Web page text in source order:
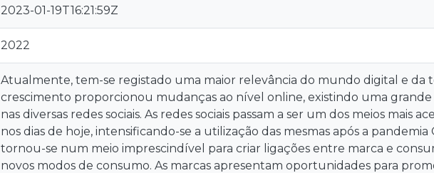
2023-01-19T16:21:59Z
2022
Atualmente, tem-se registado uma maior relevância do mundo digital e da
crescimento proporcionou mudanças ao nível online, existindo uma
nas diversas redes sociais. As redes sociais passam a ser um dos meios mais
nos dias de hoje, intensificando-se a utilização das mesmas após a pandemia
tornou-se num meio imprescindível para criar ligações entre marca e
novos modos de consumo. As marcas apresentam oportunidades para